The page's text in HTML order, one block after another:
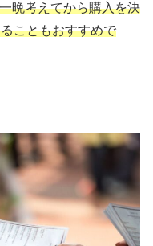
晩考えてから購入を決
こともおすすめで